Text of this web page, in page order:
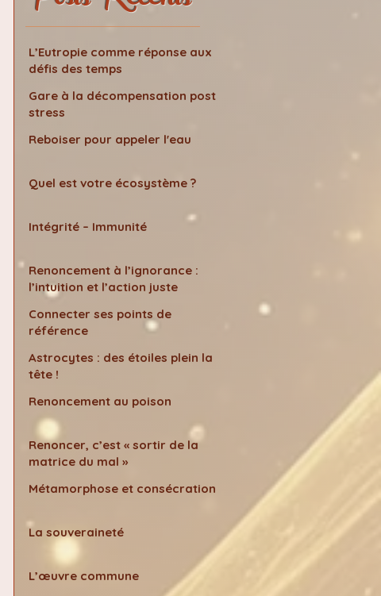
L’Eutropie comme réponse aux
défis des temps
Gare à la décompensation post
stress
Reboiser pour appeler l'eau
Quel est votre écosystème ?
Intégrité – Immunité
Renoncement à l’ignorance :
l’intuition et l’action juste
Connecter ses points de
référence
Astrocytes : des étoiles plein la
tête !
Renoncement au poison
Renoncer, c’est « sortir de la
matrice du mal »
Métamorphose et consécration
La souveraineté
L’œuvre commune